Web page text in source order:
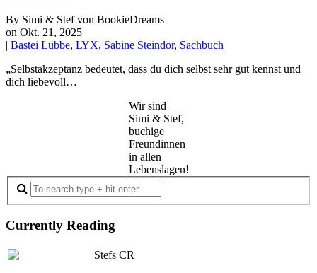
By Simi & Stef von BookieDreams
on Okt. 21, 2025
| Bastei Lübbe, LYX, Sabine Steindor, Sachbuch
„Selbstakzeptanz bedeutet, dass du dich selbst sehr gut kennst und
dich liebevoll…
Wir sind
Simi & Stef,
buchige
Freundinnen
in allen
Lebenslagen!
Currently Reading